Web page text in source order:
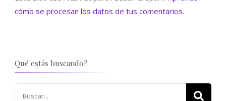
cómo se procesan los datos de tus comentarios.
Qué estás buscando?